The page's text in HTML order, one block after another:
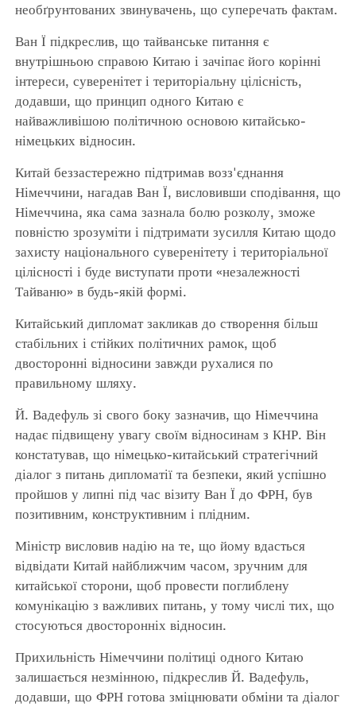
необґрунтованих звинувачень, що суперечать фактам.
Ван Ї підкреслив, що тайванське питання є
внутрішньою справою Китаю і зачіпає його корінні
інтереси, суверенітет і територіальну цілісність,
додавши, що принцип одного Китаю є
найважливішою політичною основою китайсько-
німецьких відносин.
Китай беззастережно підтримав возз'єднання
Німеччини, нагадав Ван Ї, висловивши сподівання, що
Німеччина, яка сама зазнала болю розколу, зможе
повністю зрозуміти і підтримати зусилля Китаю щодо
захисту національного суверенітету і територіальної
цілісності і буде виступати проти «незалежності
Тайваню» в будь-якій формі.
Китайський дипломат закликав до створення більш
стабільних і стійких політичних рамок, щоб
двосторонні відносини завжди рухалися по
правильному шляху.
Й. Вадефуль зі свого боку зазначив, що Німеччина
надає підвищену увагу своїм відносинам з КНР. Він
констатував, що німецько-китайський стратегічний
діалог з питань дипломатії та безпеки, який успішно
пройшов у липні під час візиту Ван Ї до ФРН, був
позитивним, конструктивним і плідним.
Міністр висловив надію на те, що йому вдасться
відвідати Китай найближчим часом, зручним для
китайської сторони, щоб провести поглиблену
комунікацію з важливих питань, у тому числі тих, що
стосуються двосторонніх відносин.
Прихильність Німеччини політиці одного Китаю
залишається незмінною, підкреслив Й. Вадефуль,
додавши, що ФРН готова зміцнювати обміни та діалог